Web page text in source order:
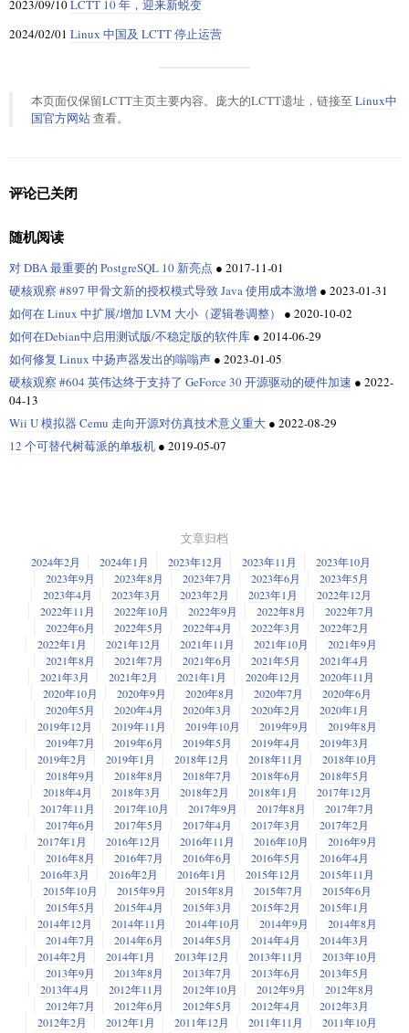
2023/09/10LCTT 10 年，迎来新蜕变
2024/02/01 Linux 中国及 LCTT 停止运营
本页面仅保留LCTT主页主要内容。庞大的LCTT遗址，链接至 Linux中
国官方网站查看。
评论已关闭
随机阅读
对 DBA 最重要的 PostgreSQL 10 新亮点 ● 2017-11-01
硬核观察 #897 甲骨文新的授权模式导致 Java 使用成本激增 ● 2023-01-31
如何在 Linux 中扩展/增加 LVM 大小（逻辑卷调整）
● 2020-10-02
如何在Debian中启用测试版/不稳定版的软件库 ● 2014-06-29
如何修复 Linux 中扬声器发出的嗡嗡声 ● 2023-01-05
硬核观察 #604 英伟达终于支持了 GeForce 30 开源驱动的硬件加速 ● 2022-
04-13
Wii U 模拟器 Cemu 走向开源对仿真技术意义重大 ● 2022-08-29
12 个可替代树莓派的单板机 ● 2019-05-07
文章归档
2024年2月 2024年1月 2023年12月 2023年11月
2023年10月
2023年9月
2023年8月 2023年7月 2023年6月
2023年5月
2023年4月
2023年3月 2023年2月 2023年1月
2022年12月
2022年11月
2022年10月 2022年9月 2022年8月
2022年7月
2022年6月
2022年5月 2022年4月 2022年3月
2022年2月
2022年1月
2021年12月 2021年11月 2021年10月
2021年9月
2021年8月
2021年7月 2021年6月 2021年5月
2021年4月
2021年3月
2021年2月 2021年1月 2020年12月
2020年11月
2020年10月
2020年9月 2020年8月 2020年7月
2020年6月
2020年5月
2020年4月 2020年3月 2020年2月
2020年1月
2019年12月
2019年11月 2019年10月 2019年9月
2019年8月
2019年7月
2019年6月 2019年5月 2019年4月
2019年3月
2019年2月
2019年1月 2018年12月 2018年11月
2018年10月
2018年9月
2018年8月 2018年7月 2018年6月
2018年5月
2018年4月
2018年3月 2018年2月 2018年1月
2017年12月
2017年11月
2017年10月 2017年9月 2017年8月
2017年7月
2017年6月
2017年5月 2017年4月 2017年3月
2017年2月
2017年1月
2016年12月 2016年11月 2016年10月
2016年9月
2016年8月
2016年7月 2016年6月 2016年5月
2016年4月
2016年3月
2016年2月 2016年1月 2015年12月
2015年11月
2015年10月
2015年9月 2015年8月 2015年7月
2015年6月
2015年5月
2015年4月 2015年3月 2015年2月
2015年1月
2014年12月
2014年11月 2014年10月 2014年9月
2014年8月
2014年7月
2014年6月 2014年5月 2014年4月
2014年3月
2014年2月
2014年1月 2013年12月 2013年11月
2013年10月
2013年9月
2013年8月 2013年7月 2013年6月
2013年5月
2013年4月
2012年11月 2012年10月 2012年9月
2012年8月
2012年7月
2012年6月 2012年5月 2012年4月
2012年3月
2012年2月
2012年1月 2011年12月 2011年11月
2011年10月